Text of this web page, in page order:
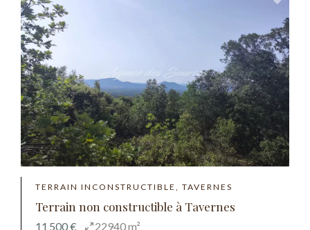
TERRAIN INCONSTRUCTIBLE, TAVERNES
Terrain non constructible à Tavernes
11 500 € 22940 m²